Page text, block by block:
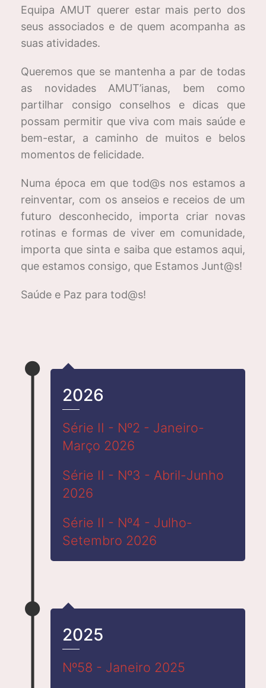
Equipa AMUT querer estar mais perto dos
seus associados e de quem acompanha as
suas atividades.
Queremos que se mantenha a par de todas
as novidades AMUT’ianas, bem como
partilhar consigo conselhos e dicas que
possam permitir que viva com mais saúde e
bem-estar, a caminho de muitos e belos
momentos de felicidade.
Numa época em que tod@s nos estamos a
reinventar, com os anseios e receios de um
futuro desconhecido, importa criar novas
rotinas e formas de viver em comunidade,
importa que sinta e saiba que estamos aqui,
que estamos consigo, que Estamos Junt@s!
Saúde e Paz para tod@s!
2026
Série II - Nº2 - Janeiro-
Março 2026
Série II - Nº3 - Abril-Junho
2026
Série II - Nº4 - Julho-
Setembro 2026
2025
Nº58 - Janeiro 2025